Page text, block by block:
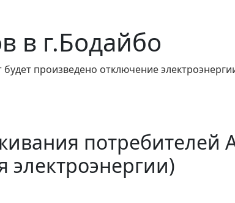
в г.Бодайбо
произведено отключение
потребителей